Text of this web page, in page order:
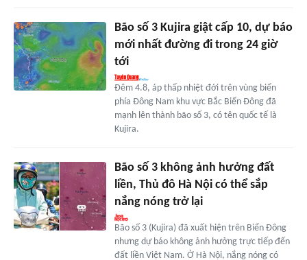
Bão số 3 Kujira giật cấp 10, dự báo
mới nhất đường đi trong 24 giờ
tới
Đêm 4.8, áp thấp nhiệt đới trên vùng biển
phía Đông Nam khu vực Bắc Biển Đông đã
mạnh lên thành bão số 3, có tên quốc tế là
Kujira.
Bão số 3 không ảnh hưởng đất
liền, Thủ đô Hà Nội có thể sắp
nắng nóng trở lại
Bão số 3 (Kujira) đã xuất hiện trên Biển Đông
nhưng dự báo không ảnh hưởng trực tiếp đến
đất liền Việt Nam. Ở Hà Nội, nắng nóng có